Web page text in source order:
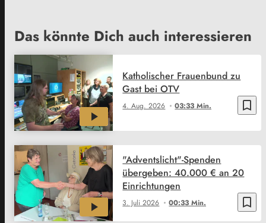
Das könnte Dich auch interessieren
bookmark_border
4. Aug. 2026 03:33 Min.
Katholischer Frauenbund zu
Gast bei OTV
bookmark_border
3. Juli 2026 00:33 Min.
"Adventslicht"-Spenden
übergeben: 40.000 € an 20
Einrichtungen